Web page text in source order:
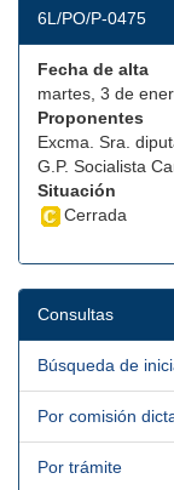
6L/PO/P-0475
Fecha de alta
martes, 3 de
Proponentes
Excma. Sra.
G.P. Socialista
Situación
Cerrada
Consultas
Búsqueda de
Por comisión
Por trámite